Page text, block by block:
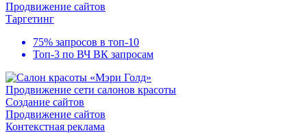
Продвижение сайтов
Таргетинг
75% запросов в топ-10
Топ-3 по ВЧ ВК запросам
Продвижение сети салонов красоты
Создание сайтов
Продвижение сайтов
Контекстная реклама